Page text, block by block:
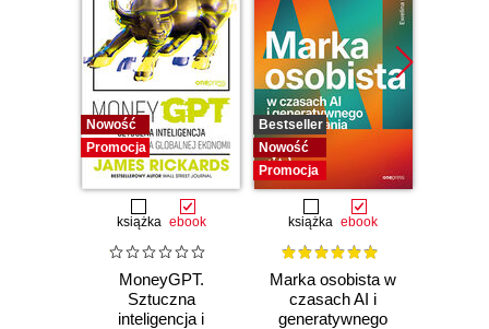
Nowość
Promocja
książka ebook
MoneyGPT.
Sztuczna
inteligencja i
Bestseller
Nowość
Promocja
książka ebook
Marka osobista w
czasach AI i
generatywnego